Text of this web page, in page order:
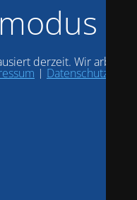
derzeit. Wir arbeiten
| Datenschutz